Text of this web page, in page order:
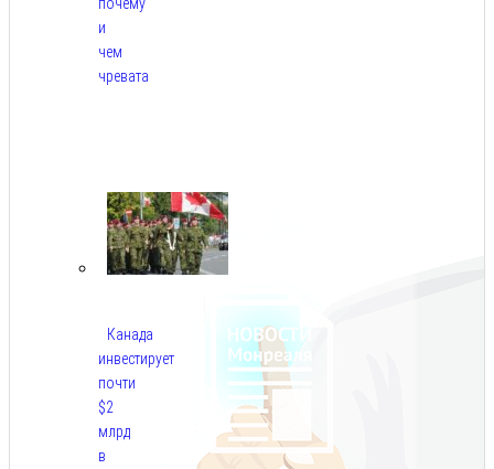
почему
и
чем
чревата
Канада
инвестирует
почти
$2
млрд
в